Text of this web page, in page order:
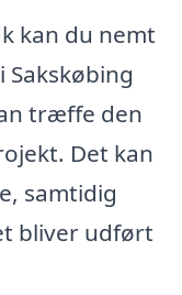
kan du nemt
træffe den
Det kan
samtidig
bliver udført